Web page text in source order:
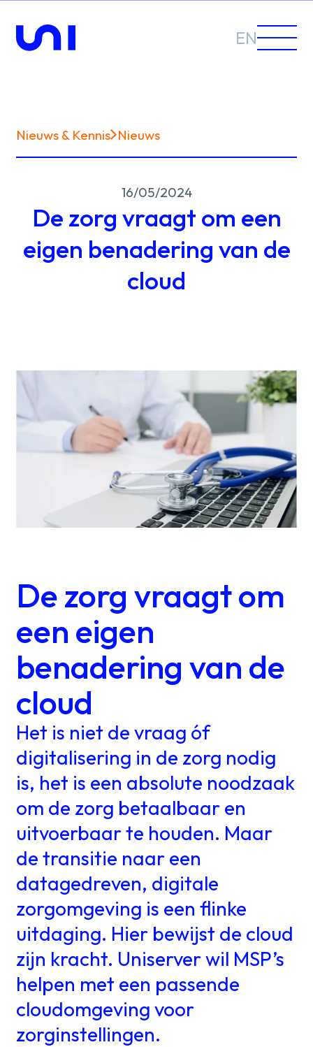
EN
Sectoren
Oplossingen
Nieuws &
Werken
bij
Uniserver
Contact
Nieuws & Kennis Nieuws
16/05/2024
De zorg vraagt om een
eigen benadering van de
cloud
De zorg vraagt om
een eigen
benadering van de
cloud
Het is niet de vraag óf
digitalisering in de zorg nodig
is, het is een absolute noodzaak
om de zorg betaalbaar en
uitvoerbaar te houden. Maar
de transitie naar een
datagedreven, digitale
zorgomgeving is een flinke
uitdaging. Hier bewijst de cloud
zijn kracht. Uniserver wil MSP’s
helpen met een passende
cloudomgeving voor
zorginstellingen.